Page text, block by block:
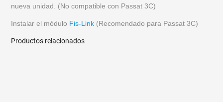
nueva unidad. (No compatible con Passat 3C)
Instalar el módulo Fis-Link (Recomendado para Passat 3C)
Productos relacionados